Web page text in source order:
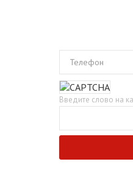
Телефон
Введите слово на